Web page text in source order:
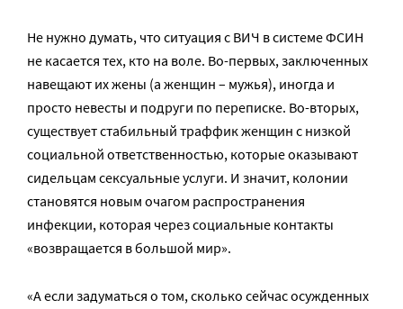
Не нужно думать, что ситуация с ВИЧ в системе ФСИН
не касается тех, кто на воле. Во-первых, заключенных
навещают их жены (а женщин – мужья), иногда и
просто невесты и подруги по переписке. Во-вторых,
существует стабильный траффик женщин с низкой
социальной ответственностью, которые оказывают
сидельцам сексуальные услуги. И значит, колонии
становятся новым очагом распространения
инфекции, которая через социальные контакты
«возвращается в большой мир».
«А если задуматься о том, сколько сейчас осужденных